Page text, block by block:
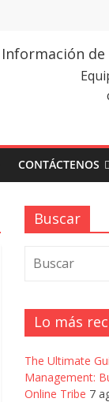
Información
CONTÁCTENOS
Buscar
Lo más
The Ultimate
Management:
Online Tribe 7